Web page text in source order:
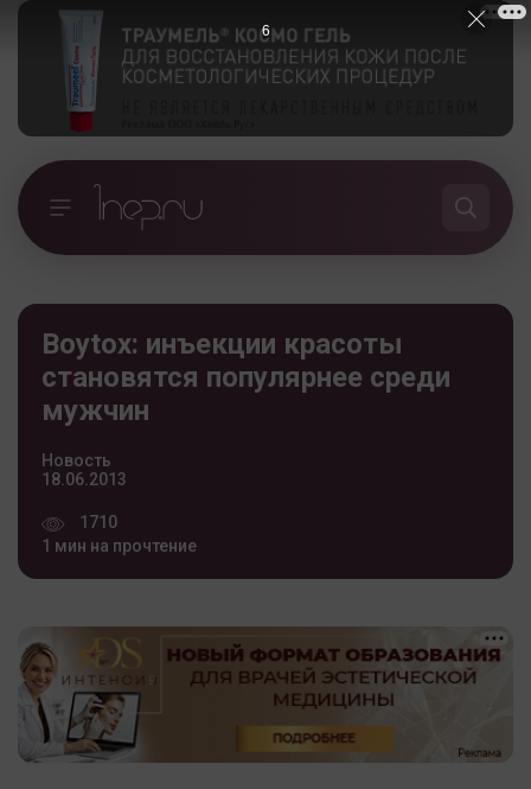
Boytox: инъекции красоты
становятся популярнее среди
мужчин
Новость
18.06.2013
1710
1 мин на прочтение
5